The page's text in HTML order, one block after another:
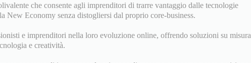
che consente agli imprenditori di trarre vantaggio dalle tecnologie
New Economy senza distogliersi dal proprio core-business.
e imprenditori nella loro evoluzione online, offrendo soluzioni su misura
e creatività.